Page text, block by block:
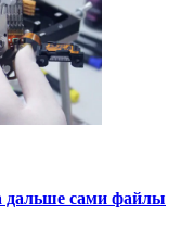
дальше сами файлы